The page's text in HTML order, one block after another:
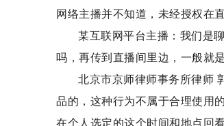
网络主播并不知道，未经授权在
某互联网平台主播：我们是
吗，再传到直播间里边，一般就
北京市京师律师事务所律师
品的，这种行为不属于合理使用
在个人选定的这个时间和地点回